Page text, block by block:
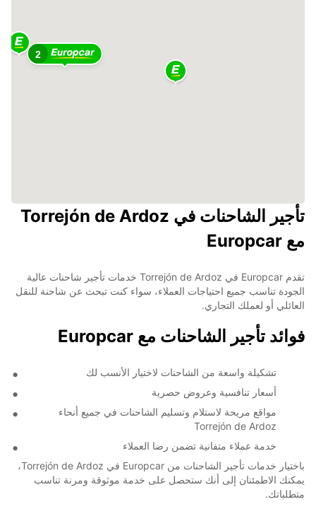
2
تأجير الشاحنات في Torrejón de Ardoz
مع Europcar
تقدم Europcar في Torrejón de Ardoz خدمات تأجير شاحنات عالية
الجودة تناسب جميع احتياجات العملاء، سواء كنت تبحث عن شاحنة للنقل
العائلي أو لعملك التجاري.
فوائد تأجير الشاحنات مع Europcar
تشكيلة واسعة من الشاحنات لاختيار الأنسب لك
أسعار تنافسية وعروض حصرية
مواقع مريحة لاستلام وتسليم الشاحنات في جميع أنحاء
Torrejón de Ardoz
خدمة عملاء متفانية تضمن رضا العملاء
باختيار خدمات تأجير الشاحنات من Europcar في Torrejón de Ardoz،
يمكنك الاطمئنان إلى أنك ستحصل على خدمة موثوقة ومرنة تناسب
متطلباتك.